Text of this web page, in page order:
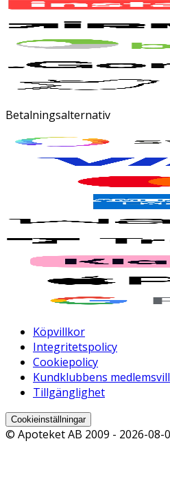
Betalningsalternativ
Köpvillkor
Integritetspolicy
Cookiepolicy
Kundklubbens
Tillgänglighet
Cookieinställningar
© Apoteket AB 2009 - 2026-08-